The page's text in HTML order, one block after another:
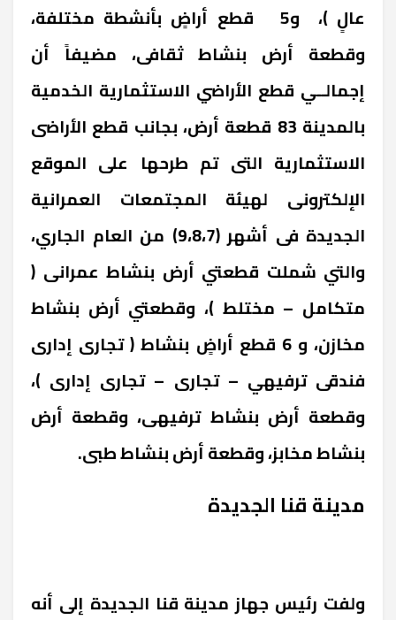
عالٍ )، و5 قطع أراضٍ بأنشطة مختلفة،
وقطعة أرض بنشاط ثقافى، مضيفاً أن
إجمالــي قطع الأراضي الاستثمارية الخدمية
بالمدينة 83 قطعة أرض، بجانب قطع الأراضى
الاستثمارية التى تم طرحها على الموقع
الإلكترونى لهيئة المجتمعات العمرانية
الجديدة فى أشهر (9،8،7) من العام الجاري،
والتي شملت قطعتي أرض بنشاط عمرانى (
متكامل – مختلط )، وقطعتي أرض بنشاط
مخازن، و 6 قطع أراضٍ بنشاط ( تجارى إدارى
فندقى ترفيهي – تجارى – تجارى إدارى )،
وقطعة أرض بنشاط ترفيهى، وقطعة أرض
بنشاط مخابز، وقطعة أرض بنشاط طبى.
مدينة قنا الجديدة
ولفت رئيس جهاز مدينة قنا الجديدة إلى أنه